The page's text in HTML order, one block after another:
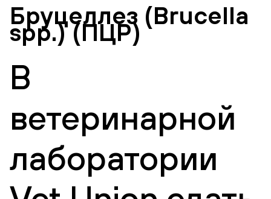
Бруцеллез (Brucella
spp.) (ПЦР)
В
ветеринарной
лаборатории